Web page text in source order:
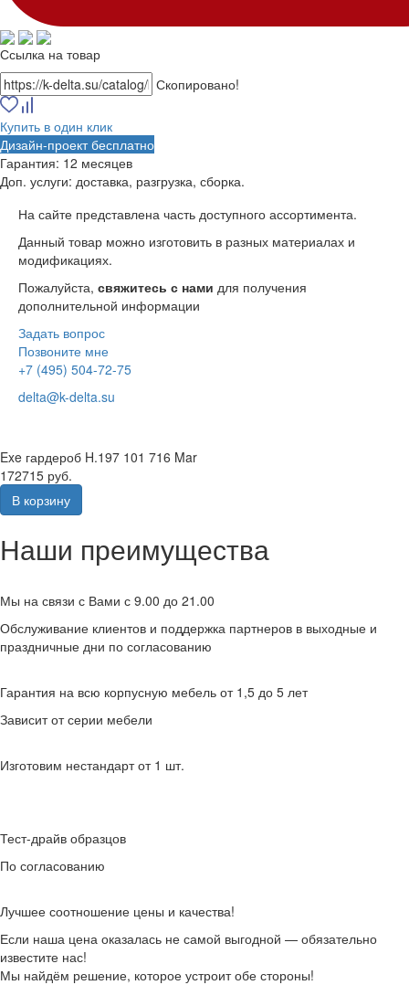
Ссылка на товар
Скопировано!
Купить в один клик
Дизайн-проект бесплатно
Гарантия: 12 месяцев
Доп. услуги: доставка, разгрузка, сборка.
На сайте представлена часть доступного ассортимента.
Данный товар можно изготовить в разных материалах и
модификациях.
Пожалуйста, свяжитесь с нами для получения
дополнительной информации
Задать вопрос
Позвоните мне
+7 (495) 504-72-75
delta@k-delta.su
Exe гардероб H.197 101 716 Mar
172715 руб.
В корзину
Наши преимущества
Мы на связи с Вами с 9.00 до 21.00
Обслуживание клиентов и поддержка партнеров в выходные и
праздничные дни по согласованию
Гарантия на всю корпусную мебель от 1,5 до 5 лет
Зависит от серии мебели
Изготовим нестандарт от 1 шт.
Тест-драйв образцов
По согласованию
Лучшее соотношение цены и качества!
Если наша цена оказалась не самой выгодной — обязательно
известите нас!
Мы найдём решение, которое устроит обе стороны!